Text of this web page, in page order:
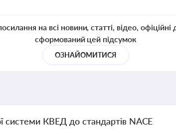
на всі новини, статті, відео,
сформований цей підсумок
ОЗНАЙОМИТИСЯ
системи КВЕД до стандартів NACE